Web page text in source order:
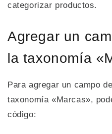
categorizar productos.
Agregar un
la taxonomía
Para agregar un campo
taxonomía «Marcas»,
código: